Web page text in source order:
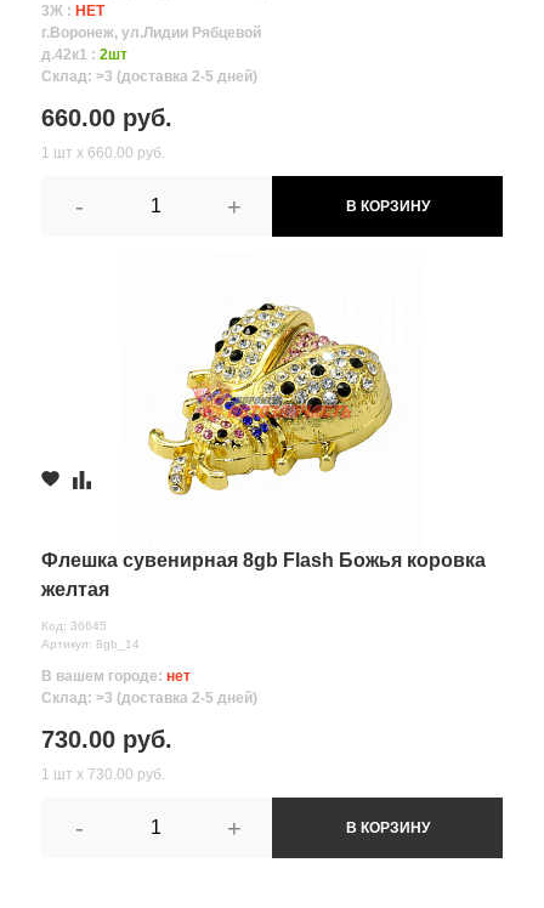
3Ж : НЕТ
г.Воронеж, ул.Лидии Рябцевой
д.42к1 : 2шт
Склад: >3 (доставка 2-5 дней)
660.00 руб.
1 шт х 660.00 руб.
- + В КОРЗИНУ
Флешка сувенирная 8gb Flash Божья коровка
желтая
Код: 36645
Артикул: 8gb_14
В вашем городе: нет
Склад: >3 (доставка 2-5 дней)
730.00 руб.
1 шт х 730.00 руб.
- + В КОРЗИНУ